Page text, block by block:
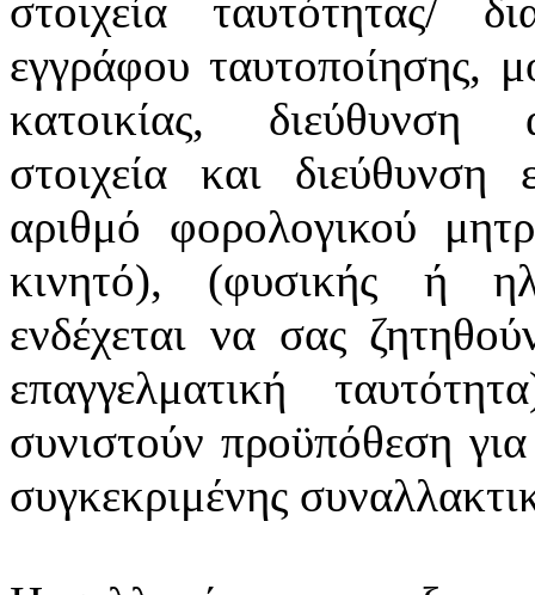
στοιχεία ταυτότητας/
εγγράφου ταυτοποίησης,
κατοικίας, διεύθυνση
στοιχεία και διεύθυνση
αριθμό φορολογικού
κινητό), (φυσικής ή
ενδέχεται να σας
επαγγελματική
συνιστούν προϋπόθεση
συγκεκριμένης